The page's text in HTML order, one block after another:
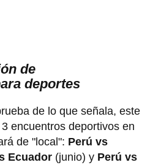
de
deportes
de lo que señala, este
encuentros deportivos en
de "local": Perú vs
Ecuador (junio) y Perú vs